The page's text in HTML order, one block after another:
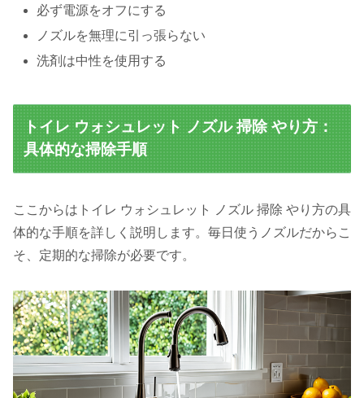
必ず電源をオフにする
ノズルを無理に引っ張らない
洗剤は中性を使用する
トイレ ウォシュレット ノズル 掃除 やり方：
具体的な掃除手順
ここからはトイレ ウォシュレット ノズル 掃除 やり方の具
体的な手順を詳しく説明します。毎日使うノズルだからこ
そ、定期的な掃除が必要です。